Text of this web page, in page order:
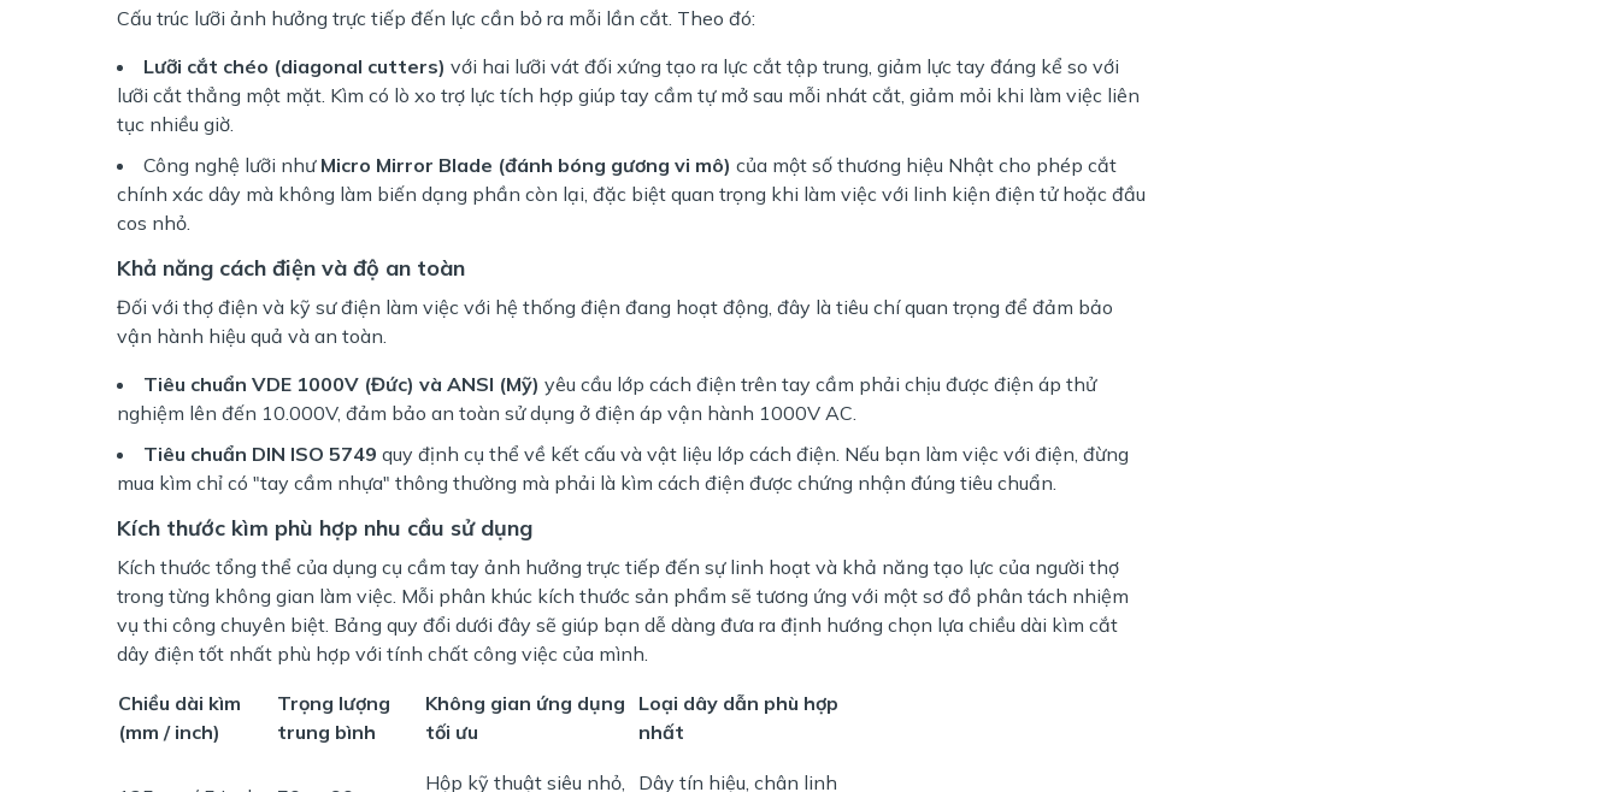
Cấu trúc lưỡi ảnh hưởng trực tiếp đến lực cần bỏ ra mỗi lần cắt. Theo đó:
Lưỡi cắt chéo (diagonal cutters) với hai lưỡi vát đối xứng tạo ra lực cắt tập trung, giảm lực tay đáng kể so với
lưỡi cắt thẳng một mặt. Kìm có lò xo trợ lực tích hợp giúp tay cầm tự mở sau mỗi nhát cắt, giảm mỏi khi làm việc liên
tục nhiều giờ.
Công nghệ lưỡi như Micro Mirror Blade (đánh bóng gương vi mô) của một số thương hiệu Nhật cho phép cắt
chính xác dây mà không làm biến dạng phần còn lại, đặc biệt quan trọng khi làm việc với linh kiện điện tử hoặc đầu
cos nhỏ.
Khả năng cách điện và độ an toàn
Đối với thợ điện và kỹ sư điện làm việc với hệ thống điện đang hoạt động, đây là tiêu chí quan trọng để đảm bảo
vận hành hiệu quả và an toàn.
Tiêu chuẩn VDE 1000V (Đức) và ANSI (Mỹ) yêu cầu lớp cách điện trên tay cầm phải chịu được điện áp thử
nghiệm lên đến 10.000V, đảm bảo an toàn sử dụng ở điện áp vận hành 1000V AC.
Tiêu chuẩn DIN ISO 5749 quy định cụ thể về kết cấu và vật liệu lớp cách điện. Nếu bạn làm việc với điện, đừng
mua kìm chỉ có "tay cầm nhựa" thông thường mà phải là kìm cách điện được chứng nhận đúng tiêu chuẩn.
Kích thước kìm phù hợp nhu cầu sử dụng
Kích thước tổng thể của dụng cụ cầm tay ảnh hưởng trực tiếp đến sự linh hoạt và khả năng tạo lực của người thợ
trong từng không gian làm việc. Mỗi phân khúc kích thước sản phẩm sẽ tương ứng với một sơ đồ phân tách nhiệm
vụ thi công chuyên biệt. Bảng quy đổi dưới đây sẽ giúp bạn dễ dàng đưa ra định hướng chọn lựa chiều dài kìm cắt
dây điện tốt nhất phù hợp với tính chất công việc của mình.
Chiều dài kìm
(mm / inch)
Trọng lượng
trung bình
Không gian ứng dụng
tối ưu
Loại dây dẫn phù hợp
nhất
Hộp kỹ thuật siêu nhỏ,
Dây tín hiệu, chân linh